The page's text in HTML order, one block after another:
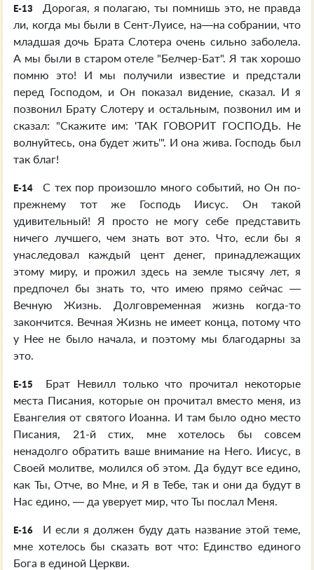
E-13
Дорогая, я полагаю, ты помнишь это, не правда
ли, когда мы были в Сент-Луисе, на—на собрании, что
младшая дочь Брата Слотера очень сильно заболела.
А мы были в старом отеле "Белчер-Бат". Я так хорошо
помню это! И мы получили известие и предстали
перед Господом, и Он показал видение, сказал. И я
позвонил Брату Слотеру и остальным, позвонил им и
сказал: "Скажите им: 'ТАК ГОВОРИТ ГОСПОДЬ. Не
волнуйтесь, она будет жить'". И она жива. Господь был
так благ!
E-14
С тех пор произошло много событий, но Он по-
прежнему тот же Господь Иисус. Он такой
удивительный! Я просто не могу себе представить
ничего лучшего, чем знать вот это. Что, если бы я
унаследовал каждый цент денег, принадлежащих
этому миру, и прожил здесь на земле тысячу лет, я
предпочел бы знать то, что имею прямо сейчас —
Вечную Жизнь. Долговременная жизнь когда-то
закончится. Вечная Жизнь не имеет конца, потому что
у Нее не было начала, и поэтому мы благодарны за
это.
E-15
Брат Невилл только что прочитал некоторые
места Писания, которые он прочитал вместо меня, из
Евангелия от святого Иоанна. И там было одно место
Писания, 21-й стих, мне хотелось бы совсем
ненадолго обратить ваше внимание на Него. Иисус, в
Своей молитве, молился об этом. Да будут все едино,
как Ты, Отче, во Мне, и Я в Тебе, так и они да будут в
Нас едино, — да уверует мир, что Ты послал Меня.
E-16
И если я должен буду дать название этой теме,
мне хотелось бы сказать вот что: Единство единого
Бога в единой Церкви.